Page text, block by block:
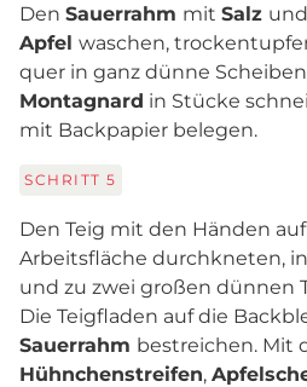
Den Sauerrahm mit Salz und
Apfel waschen,
quer in ganz dünne
Montagnard in Stücke
mit Backpapier belegen.
SCHRITT 5
Den Teig mit den Händen
Arbeitsfläche durchkneten,
und zu zwei großen dünnen
Die Teigfladen auf die
Sauerrahm bestreichen. Mit
Hühnchenstreifen,